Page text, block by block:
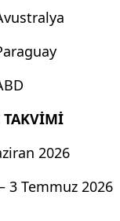
TAKVİMİ
2026
3 Temmuz 2026